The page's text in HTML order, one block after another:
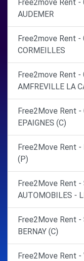
Free2move Rent -
AUDEMER
Free2move Rent -
CORMEILLES
Free2move Rent -
AMFREVILLE LA
Free2Move Rent -
EPAIGNES (C)
Free2Move Rent -
(P)
Free2Move Rent -
AUTOMOBILES -
Free2Move Rent -
BERNAY (C)
Free2Move Rent -